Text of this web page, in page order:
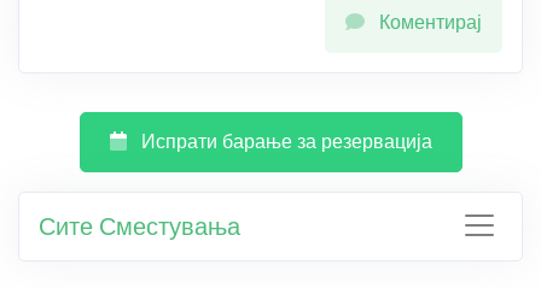
Коментирај
Испрати барање за резервација
Сите Сместувања